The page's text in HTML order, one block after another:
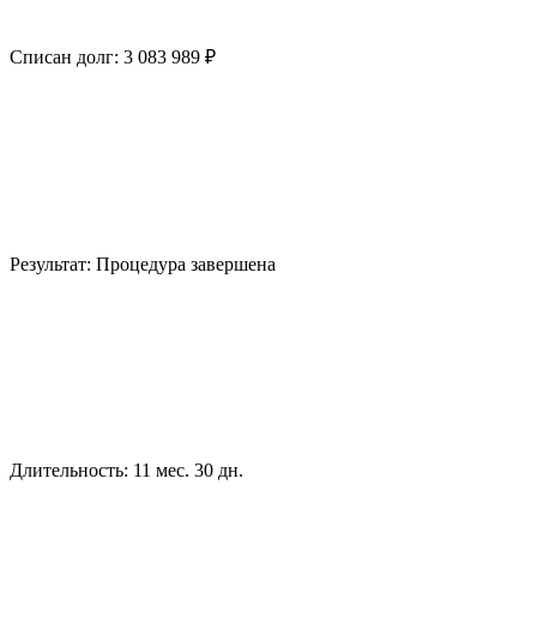
Списан долг: 3 083 989 ₽
Результат: Процедура завершена
Длительность: 11 мес. 30 дн.